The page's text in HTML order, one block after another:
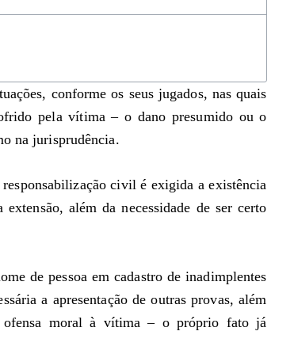
conforme os seus jugados, nas quais
pela vítima – o dano presumido ou o
na jurisprudência.
civil é exigida a existência
além da necessidade de ser certo
de pessoa em cadastro de inadimplentes
a apresentação de outras provas, além
ofensa moral à vítima – o próprio fato já